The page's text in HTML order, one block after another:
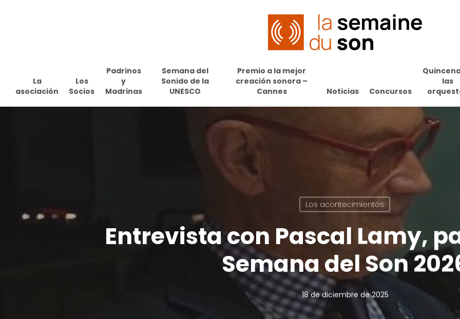
La
asociación
Los
Socios
Padrinos
y
Madrinas
Semana del
Sonido de la
UNESCO
Premio a la mejor
creación sonora –
Cannes
Noticias Concursos
las
Los acontecimientos
Entrevista con Pascal Lamy,
Semana del Son
18 de diciembre de 2025